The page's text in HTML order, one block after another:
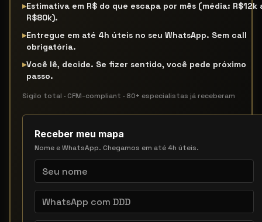
▸Estimativa em R$ do que escapa por mês (média: R$12k
R$80k).
▸Entregue em até 4h úteis no seu WhatsApp. Sem call
obrigatória.
▸Você lê, decide. Se fizer sentido, você pede próximo
passo.
Sigilo total · CFM-compliant · 80+ especialistas já receberam
Receber meu mapa
Nome e WhatsApp. Chegamos em até 4h úteis.